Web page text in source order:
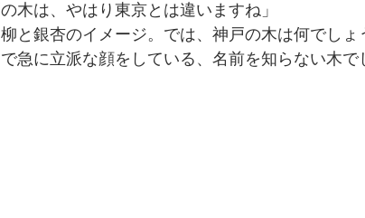
木は、やはり東京とは違いますね」
と銀杏のイメージ。では、神戸の木は何でしょ
急に立派な顔をしている、名前を知らない木で